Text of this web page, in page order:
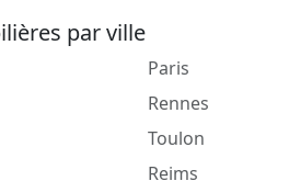
par ville
Paris
Rennes
Toulon
Reims